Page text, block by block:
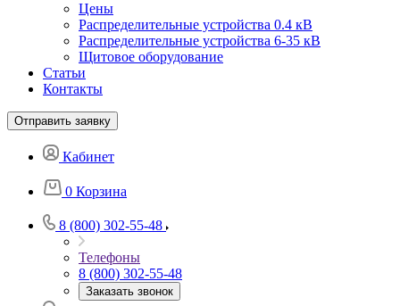
Цены
Распределительные устройства 0.4 кВ
Распределительные устройства 6-35 кВ
Щитовое оборудование
Статьи
Контакты
Отправить заявку
Кабинет
0 Корзина
8 (800) 302-55-48
Телефоны
8 (800) 302-55-48
Заказать звонок